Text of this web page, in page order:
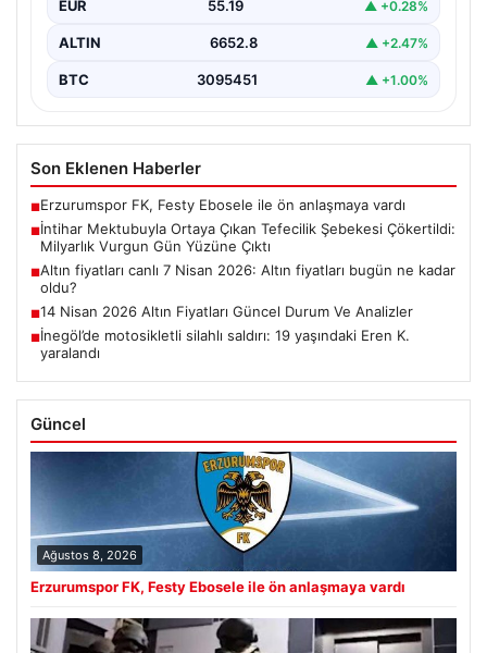
büyük…
EUR 55.19 ▲ +0.28%
ALTIN 6652.8 ▲ +2.47%
BTC 3095451 ▲ +1.00%
Son Eklenen Haberler
■Erzurumspor FK, Festy Ebosele ile ön anlaşmaya vardı
■İntihar Mektubuyla Ortaya Çıkan Tefecilik Şebekesi Çökertildi:
Milyarlık Vurgun Gün Yüzüne Çıktı
■Altın fiyatları canlı 7 Nisan 2026: Altın fiyatları bugün ne kadar
oldu?
■14 Nisan 2026 Altın Fiyatları Güncel Durum Ve Analizler
■İnegöl’de motosikletli silahlı saldırı: 19 yaşındaki Eren K.
yaralandı
Güncel
Ağustos 8, 2026
Erzurumspor FK, Festy Ebosele ile ön anlaşmaya vardı